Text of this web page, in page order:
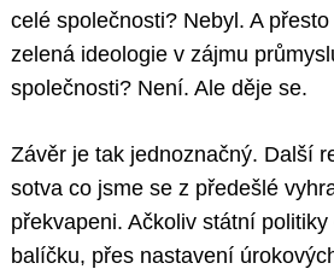
celé společnosti? Nebyl. A
zelená ideologie v zájmu
společnosti? Není. Ale děje se.
Závěr je tak jednoznačný. Další
sotva co jsme se z předešlé
překvapeni. Ačkoliv státní
balíčku, přes nastavení